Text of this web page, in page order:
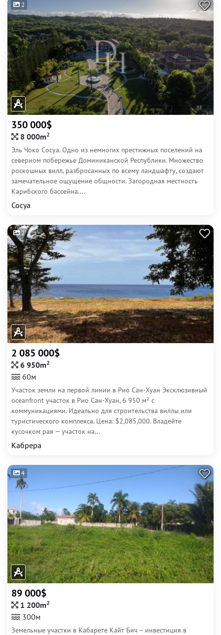
2
350 000$
8 000m2
Эль Чоко Сосуа. Одно из немногих престижных поселений на
северном побережье Доминиканской Республики. Множество
роскошных вилл, разбросанных по всему ландшафту, создают
замечательное ощущение общности. Загородная местность
Карибского бассейна....
Сосуа
2
2 085 000$
6 950m2
60м
Участок земли на первой линии в Рио Сан-Хуан Эксклюзивный
oceanfront участок в Рио Сан-Хуан, 6 950 м² с
коммуникациями. Идеально для строительства виллы или
туристического комплекса. Цена: $2,085,000. Владейте
кусочком рая — участок на...
Кабрера
4
89 000$
1 200m2
300м
Земельные участки в Кабарете Кайт Бич – инвестиция в